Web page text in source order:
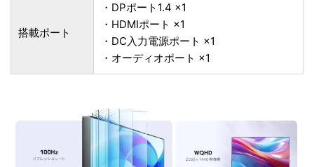
搭載ポート
・DPポート1.4 ×1
・HDMIポート ×1
・DC入力電源ポート ×1
・オーディオポート ×1